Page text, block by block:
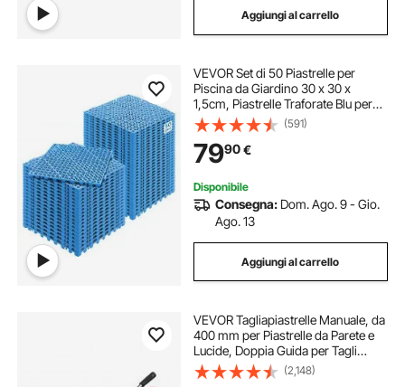
Aggiungi al carrello
VEVOR Set di 50 Piastrelle per
Piscina da Giardino 30 x 30 x
1,5cm, Piastrelle Traforate Blu per
Pavimentazione Antiscivolo in PVC
a Drenaggio Rapido per Interni &
Esterni per Bagno Piscina Giardino
(591)
7990€
Disponibile
Consegna: Dom. Ago. 9 - Gio.
Ago. 13
Aggiungi al carrello
VEVOR Tagliapiastrelle Manuale, da
400 mm per Piastrelle da Parete e
Lucide, Doppia Guida per Tagli
Precisi, Mola in Carburo di
Tungsteno, Impugnatura, Asta di
(2,148)